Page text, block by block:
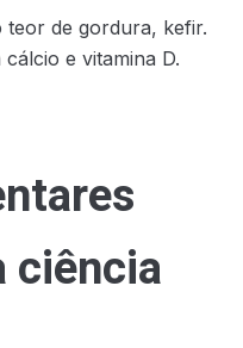
de gordura, kefir.
e vitamina D.
ciência